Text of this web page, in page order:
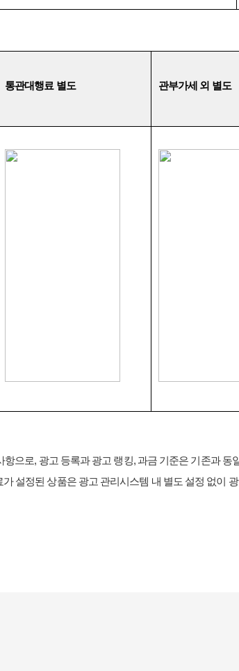
통관대행료 별도 관부가세 외 별도
항으로, 광고 등록과 광고 랭킹,과금 기준은 기존과 동
설정된 상품은 광고 관리시스템 내 별도 설정 없이